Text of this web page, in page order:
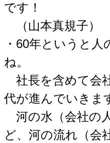
です！
（山本真規子）
・60年というと
ね。
社長を含めて会
代が進んでいきま
河の水（会社の
ど、河の流れ（会